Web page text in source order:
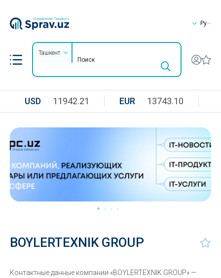
Ру
Ташкент
USD 11942.21 EUR 13743.10
BOYLERTEXNIK GROUP
Контактные данные компании «BOYLERTEXNIK GROUP» —